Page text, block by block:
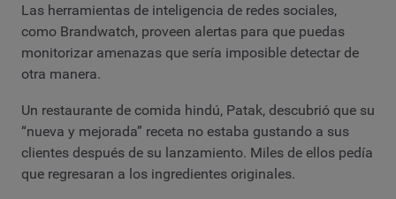
Las herramientas de inteligencia de redes sociales,
como Brandwatch, proveen alertas para que puedas
monitorizar amenazas que sería imposible detectar de
otra manera.
Un restaurante de comida hindú, Patak, descubrió que su
“nueva y mejorada” receta no estaba gustando a sus
clientes después de su lanzamiento. Miles de ellos pedía
que regresaran a los ingredientes originales.